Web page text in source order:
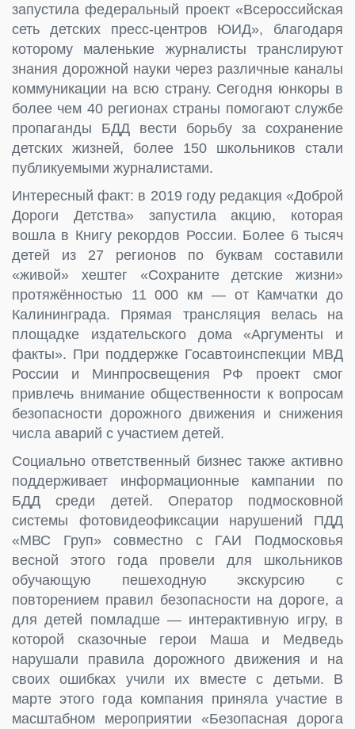
запустила федеральный проект «Всероссийская
сеть детских пресс-центров ЮИД», благодаря
которому маленькие журналисты транслируют
знания дорожной науки через различные каналы
коммуникации на всю страну. Сегодня юнкоры в
более чем 40 регионах страны помогают службе
пропаганды БДД вести борьбу за сохранение
детских жизней, более 150 школьников стали
публикуемыми журналистами.
Интересный факт: в 2019 году редакция «Доброй
Дороги Детства» запустила акцию, которая
вошла в Книгу рекордов России. Более 6 тысяч
детей из 27 регионов по буквам составили
«живой» хештег «Сохраните детские жизни»
протяжённостью 11 000 км — от Камчатки до
Калининграда. Прямая трансляция велась на
площадке издательского дома «Аргументы и
факты». При поддержке Госавтоинспекции МВД
России и Минпросвещения РФ проект смог
привлечь внимание общественности к вопросам
безопасности дорожного движения и снижения
числа аварий с участием детей.
Социально ответственный бизнес также активно
поддерживает информационные кампании по
БДД среди детей. Оператор подмосковной
системы фотовидеофиксации нарушений ПДД
«МВС Груп» совместно с ГАИ Подмосковья
весной этого года провели для школьников
обучающую пешеходную экскурсию с
повторением правил безопасности на дороге, а
для детей помладше — интерактивную игру, в
которой сказочные герои Маша и Медведь
нарушали правила дорожного движения и на
своих ошибках учили их вместе с детьми. В
марте этого года компания приняла участие в
масштабном мероприятии «Безопасная дорога